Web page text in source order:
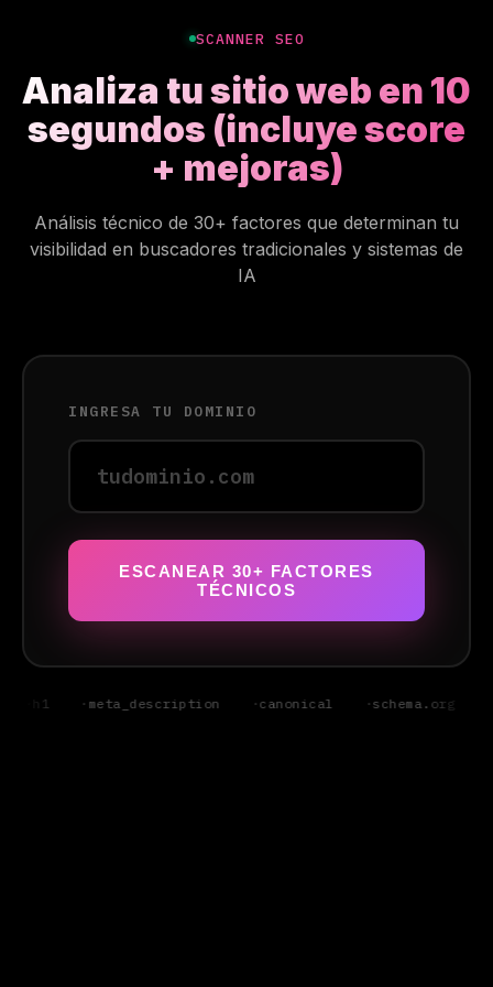
SCANNER SEO
Analiza tu sitio web en 10
segundos (incluye score
+ mejoras)
Análisis técnico de 30+ factores que determinan tu
visibilidad en buscadores tradicionales y sistemas de
IA
INGRESA TU DOMINIO
ESCANEAR 30+ FACTORES
TÉCNICOS
h1 meta_description canonical schema.org